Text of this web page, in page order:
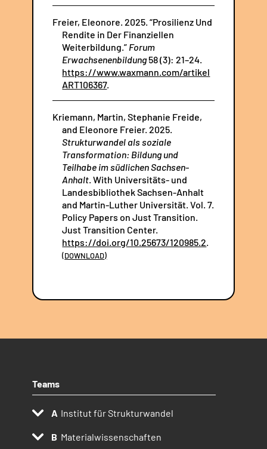
Freier, Eleonore. 2025. “Prosilienz Und
Rendite in Der Finanziellen
Weiterbildung.” Forum
Erwachsenenbildung 58 (3): 21–24.
https://www.waxmann.com/artikel
ART106367.
Kriemann, Martin, Stephanie Freide,
and Eleonore Freier. 2025.
Strukturwandel als soziale
Transformation: Bildung und
Teilhabe im südlichen Sachsen-
Anhalt. With Universitäts- und
Landesbibliothek Sachsen-Anhalt
and Martin-Luther Universität. Vol. 7.
Policy Papers on Just Transition.
Just Transition Center.
https://doi.org/10.25673/120985.2.
DOWNLOAD
Teams
Institut für Strukturwandel
Materialwissenschaften